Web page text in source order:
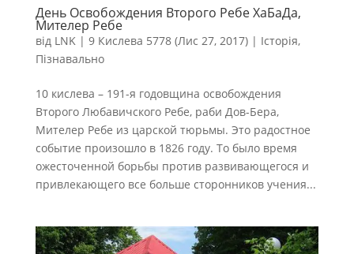
День Освобождения Второго Ребе ХаБаДа,
Мителер Ребе
від LNK| 9 Кислева 5778 (Лис 27, 2017)| Історія,
Пізнавально
10 кислева – 191-я годовщина освобождения
Второго Любавичского Ребе, раби Дов-Бера,
Мителер Ребе из царской тюрьмы. Это радостное
событие произошло в 1826 году. То было время
ожесточенной борьбы против развивающегося и
привлекающего все больше сторонников учения...